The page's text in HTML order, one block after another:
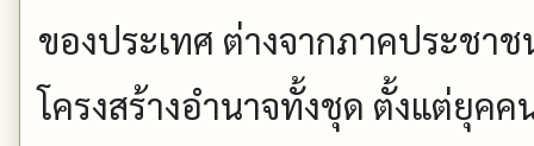
ของประเทศ ต่างจากภาคประชา
โครงสร้างอำนาจทั้งชุด ตั้งแต่ยุคค